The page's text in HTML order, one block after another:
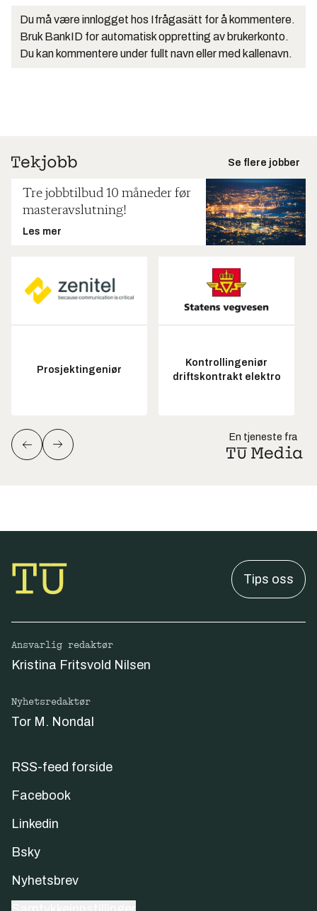
Du må være innlogget hos Ifrågasätt for å kommentere.
Bruk BankID for automatisk oppretting av brukerkonto.
Du kan kommentere under fullt navn eller med kallenavn.
Se flere jobber
Tre jobbtilbud 10 måneder før
masteravslutning!
Les mer
Prosjektingeniør
Kontrollingeniør
driftskontrakt elektro
En tjeneste fra
Tips oss
Ansvarlig redaktør
Kristina Fritsvold Nilsen
Nyhetsredaktør
Tor M. Nondal
RSS-feed forside
Facebook
Linkedin
Bsky
Nyhetsbrev